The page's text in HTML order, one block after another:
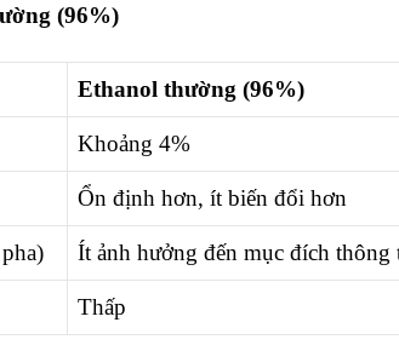
(96%)
Ethanol thường (96%)
Khoảng 4%
Ổn định hơn, ít biến đổi hơn
Ít ảnh hưởng đến mục đích thông
Thấp